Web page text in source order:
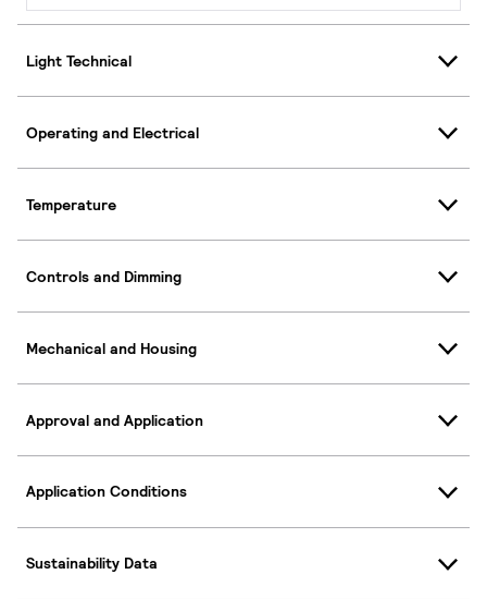
Light Technical
Operating and Electrical
Temperature
Controls and Dimming
Mechanical and Housing
Approval and Application
Application Conditions
Sustainability Data